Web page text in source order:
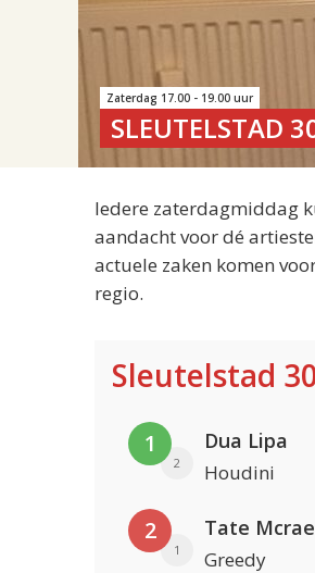
Zaterdag 17.00 - 19.00 uur
SLEUTELSTAD
Iedere zaterdagmiddag
aandacht voor dé
actuele zaken komen
regio.
Sleutelstad
1
2
Dua Lipa
Houdini
2
1
Tate Mcrae
Greedy